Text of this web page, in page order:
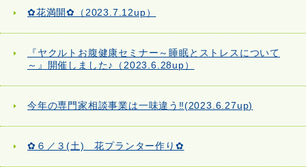
✿花満開✿（2023.7.12up）
『ヤクルトお腹健康セミナー～睡眠とストレスについて
～』開催しました♪（2023.6.28up）
今年の専門家相談事業は一味違う‼(2023.6.27up)
✿６／３(土) 花プランター作り✿